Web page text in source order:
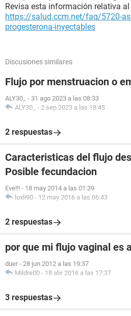
Revisa esta información relativa al
https://salud.ccm.net/faq/5720-
progesterona-inyectables
Discusiones similares
Flujo por menstruacion o
ALY30_ - 31 ago 2023 a las 08:33
ALY30_ - 2 sep 2023 a las 18:45
2 respuestas
Caracteristicas del flujo
Posible fecundacion
Eve!!! - 18 may 2014 a las 01:39
luxli90 - 12 may 2016 a las 06:43
2 respuestas
por que mi flujo vaginal es
duer - 28 jun 2012 a las 19:37
Mildre00 - 18 abr 2016 a las 17:37
3 respuestas